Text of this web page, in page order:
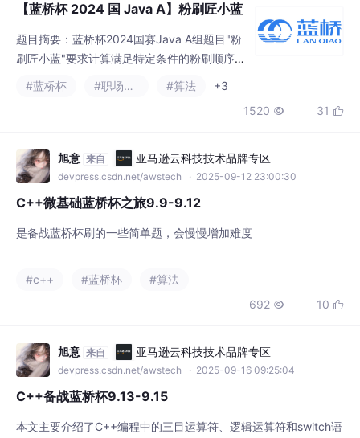
【蓝桥杯 2024 国 Java A】粉刷匠小蓝
题目摘要：蓝桥杯2024国赛Java A组题目"粉
刷匠小蓝"要求计算满足特定条件的粉刷顺序
数。给定n面墙，每面墙可能被刷蓝(a_i=1)或
列组合数学，通过分析得出方案数为∏(i=1 to
m)⌈i/2⌉，其中m为需要刷蓝的墙数。代码通过
遍历计算
#蓝桥杯 #职场和发展 #算法
+3
1520  31 
旭意 来自 亚马逊云科技技术品牌专区
devpress.csdn.net/awstech · 2025-09-12 23:00:30
C++微基础蓝桥杯之旅9.9-9.12
是备战蓝桥杯刷的一些简单题，会慢慢增加难度
#c++ #蓝桥杯
#算法
692  10 
旭意 来自 亚马逊云科技技术品牌专区
devpress.csdn.net/awstech · 2025-09-16 09:25:04
C++备战蓝桥杯9.13-9.15
本文主要介绍了C++编程中的三目运算符、逻辑运算符和switch语